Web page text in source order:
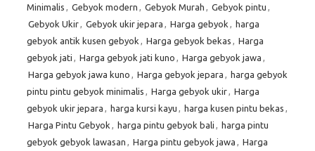
Minimalis , Gebyok modern , Gebyok Murah , Gebyok pintu ,
Gebyok Ukir, Gebyok ukir jepara , Harga gebyok , harga
gebyok antik kusen gebyok , Harga gebyok bekas , Harga
gebyok jati , Harga gebyok jati kuno , Harga gebyok jawa ,
Harga gebyok jawa kuno , Harga gebyok jepara , harga gebyok
pintu pintu gebyok minimalis , Harga gebyok ukir, Harga
gebyok ukir jepara , harga kursi kayu , harga kusen pintu bekas ,
Harga Pintu Gebyok , harga pintu gebyok bali , harga pintu
gebyok gebyok lawasan , Harga pintu gebyok jawa , Harga